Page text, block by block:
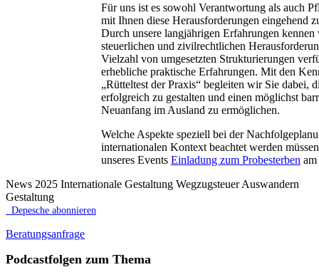
Für uns ist es sowohl Verantwortung als auch
mit Ihnen diese Herausforderungen eingehend
Durch unsere langjährigen Erfahrungen
steuerlichen und zivilrechtlichen
Vielzahl von umgesetzten Strukturierungen
erhebliche praktische Erfahrungen. Mit den
„Rütteltest der Praxis“ begleiten wir Sie dabei,
erfolgreich zu gestalten und einen möglichst
Neuanfang im Ausland zu ermöglichen.
Welche Aspekte speziell bei der
internationalen Kontext beachtet werden
unseres Events Einladung zum Probesterben
News 2025 Internationale Gestaltung Wegzugsteuer Auswandern
Gestaltung
Depesche abonnieren
Beratungsanfrage
Podcastfolgen zum Thema